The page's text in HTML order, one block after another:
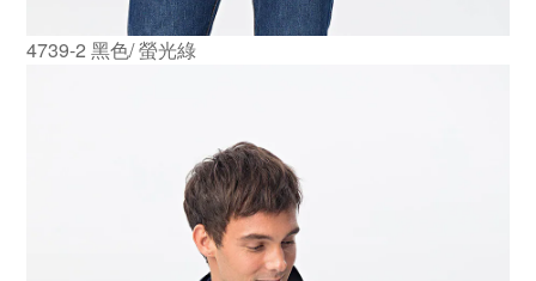
4739-2 黑色/ 螢光綠